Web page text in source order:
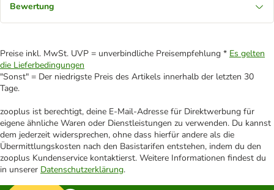
Bewertung
Preise inkl. MwSt. UVP = unverbindliche Preisempfehlung * Es gelten
die Lieferbedingungen
"Sonst" = Der niedrigste Preis des Artikels innerhalb der letzten 30
Tage.
zooplus ist berechtigt, deine E-Mail-Adresse für Direktwerbung für
eigene ähnliche Waren oder Dienstleistungen zu verwenden. Du kannst
dem jederzeit widersprechen, ohne dass hierfür andere als die
Übermittlungskosten nach den Basistarifen entstehen, indem du den
zooplus Kundenservice kontaktierst. Weitere Informationen findest du
in unserer Datenschutzerklärung.